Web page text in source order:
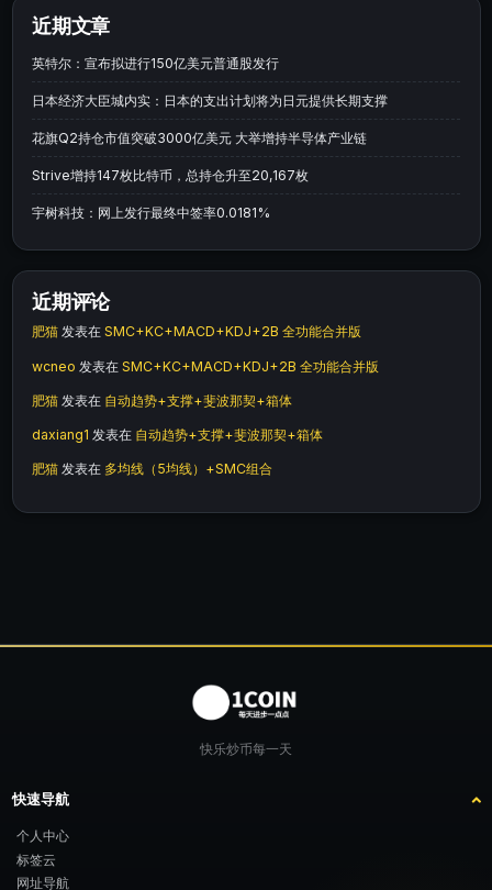
近期文章
英特尔：宣布拟进行150亿美元普通股发行
日本经济大臣城内实：日本的支出计划将为日元提供长期支撑
花旗Q2持仓市值突破3000亿美元 大举增持半导体产业链
Strive增持147枚比特币，总持仓升至20,167枚
宇树科技：网上发行最终中签率0.0181%
近期评论
肥猫 发表在 SMC+KC+MACD+KDJ+2B 全功能合并版
wcneo 发表在 SMC+KC+MACD+KDJ+2B 全功能合并版
肥猫 发表在 自动趋势+支撑+斐波那契+箱体
daxiang1 发表在 自动趋势+支撑+斐波那契+箱体
肥猫 发表在 多均线（5均线）+SMC组合
快乐炒币每一天
快速导航
个人中心
标签云
网址导航